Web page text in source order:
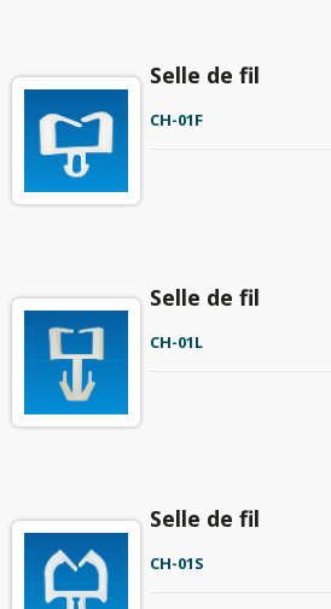
Selle de fil
CH-01F
Selle de fil
CH-01L
Selle de fil
CH-01S